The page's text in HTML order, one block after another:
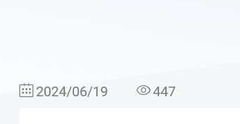
2024/06/19 447